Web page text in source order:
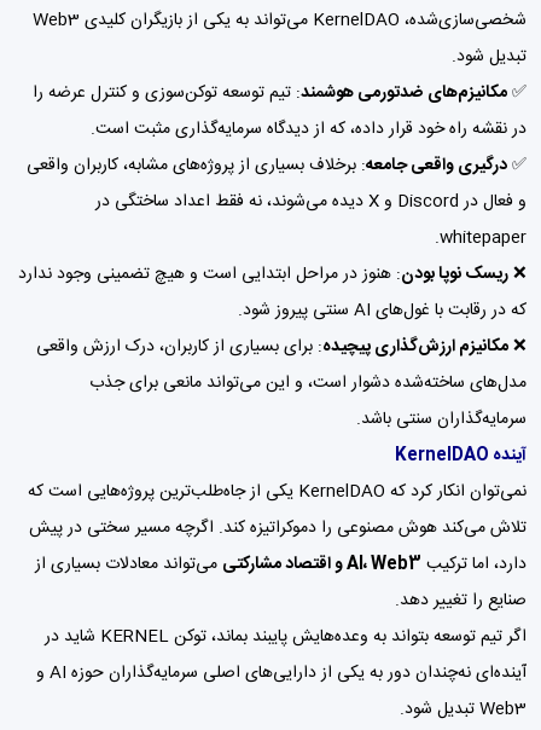
شخصی‌سازی‌شده، KernelDAO می‌تواند به یکی از بازیگران کلیدی Web3
تبدیل شود.
✅مکانیزم‌های ضدتورمی هوشمند: تیم توسعه توکن‌سوزی و کنترل عرضه را
در نقشه راه خود قرار داده، که از دیدگاه سرمایه‌گذاری مثبت است.
✅درگیری واقعی جامعه: برخلاف بسیاری از پروژه‌های مشابه، کاربران واقعی
و فعال در Discord و X دیده می‌شوند، نه فقط اعداد ساختگی در
whitepaper.
❌ریسک نوپا بودن: هنوز در مراحل ابتدایی است و هیچ تضمینی وجود ندارد
که در رقابت با غول‌های AI سنتی پیروز شود.
❌مکانیزم ارزش‌گذاری پیچیده: برای بسیاری از کاربران، درک ارزش واقعی
مدل‌های ساخته‌شده دشوار است، و این می‌تواند مانعی برای جذب
سرمایه‌گذاران سنتی باشد.
آینده KernelDAO
نمی‌توان انکار کرد که KernelDAO یکی از جاه‌طلب‌ترین پروژه‌هایی است که
تلاش می‌کند هوش مصنوعی را دموکراتیزه کند. اگرچه مسیر سختی در پیش
دارد، اما ترکیب AI، Web3 و اقتصاد مشارکتی
می‌تواند معادلات بسیاری از
صنایع را تغییر دهد.
اگر تیم توسعه بتواند به وعده‌هایش پایبند بماند، توکن KERNEL شاید در
آینده‌ای نه‌چندان دور به یکی از دارایی‌های اصلی سرمایه‌گذاران حوزه AI و
Web3 تبدیل شود.